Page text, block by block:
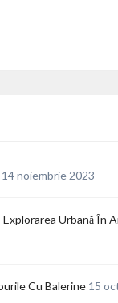
14 noiembrie 2023
Urbană În
Cu Balerine 15